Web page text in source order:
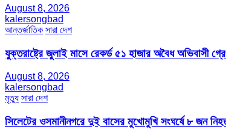
August 8, 2026
kalersongbad
আন্তর্জাতিক সারা দেশ
যুক্তরাষ্ট্রে জুলাই মাসে রেকর্ড ৫১ হাজার অবৈধ
August 8, 2026
kalersongbad
মৃত্যু সারা দেশ
সিলেটের ওসমানীনগরে দুই বাসের মুখোমুখি সংঘর্ষে ৮ জন